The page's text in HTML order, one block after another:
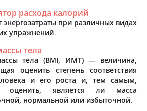
расхода калорий
энергозатраты при различных видах
упражнений
тела
тела (BMI, ИМТ) — величина,
оценить степень соответствия
и его роста и, тем самым,
оценить, является ли масса
нормальной или избыточной.